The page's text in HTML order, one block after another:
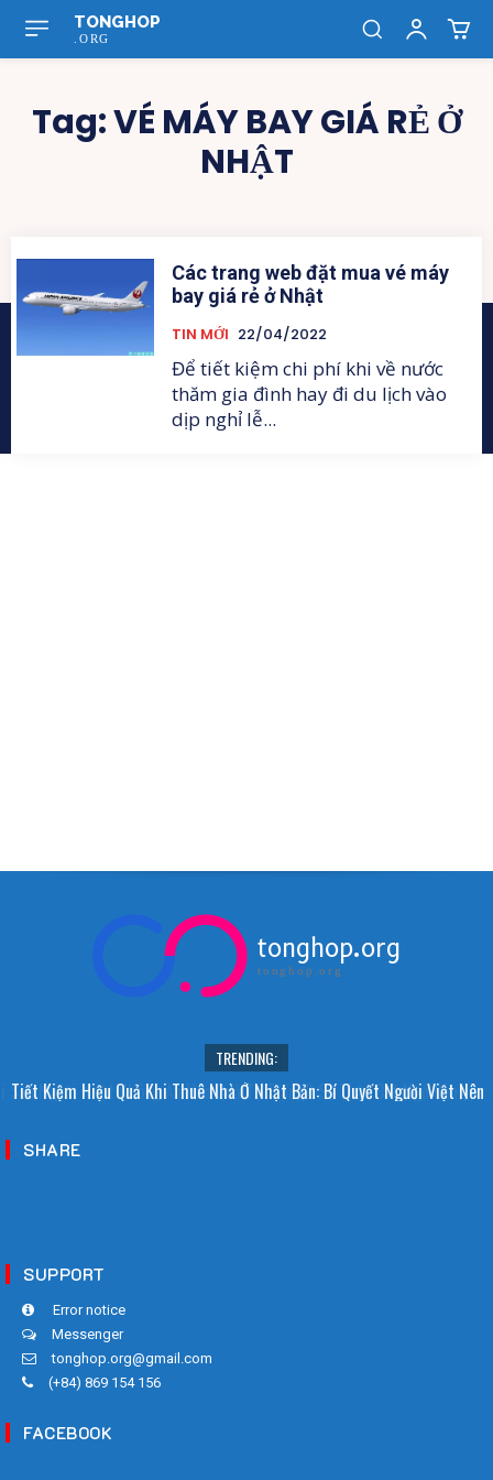
TONGHOP
.ORG
Tag:VÉ MÁY BAY GIÁ RẺ Ở
NHẬT
Các trang web đặt mua vé máy
bay giá rẻ ở Nhật
TIN MỚI 22/04/2022
Để tiết kiệm chi phí khi về nước
thăm gia đình hay đi du lịch vào
dịp nghỉ lễ...
tonghop.org
tonghop.org
TRENDING:
Sao Người Nhật Không Ăn Hoa Quả Tự Trồng? Sự Thật Bất Ngờ Đằng
Tiết Kiệm Hiệu Quả Khi Thuê Nhà Ở Nhật Bản: Bí Quyết Người Việt Nên
SHARE
SUPPORT
Error notice
Messenger
tonghop.org@gmail.com
(+84) 869 154 156
FACEBOOK